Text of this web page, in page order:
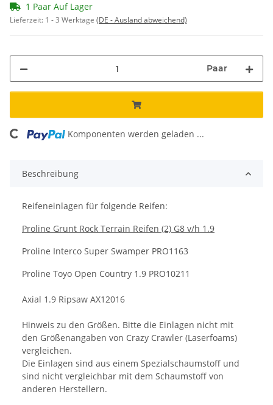
1 Paar Auf Lager
Lieferzeit: 1 - 3 Werktage (DE - Ausland abweichend)
Paar
Komponenten werden geladen ...
Beschreibung
Reifeneinlagen für folgende Reifen:
Proline Grunt Rock Terrain Reifen (2) G8 v/h 1.9
Proline Interco Super Swamper PRO1163
Proline Toyo Open Country 1.9 PRO10211
Axial 1.9 Ripsaw AX12016
Hinweis zu den Größen. Bitte die Einlagen nicht mit
den Größenangaben von Crazy Crawler (Laserfoams)
vergleichen.
Die Einlagen sind aus einem Spezialschaumstoff und
sind nicht vergleichbar mit dem Schaumstoff von
anderen Herstellern.